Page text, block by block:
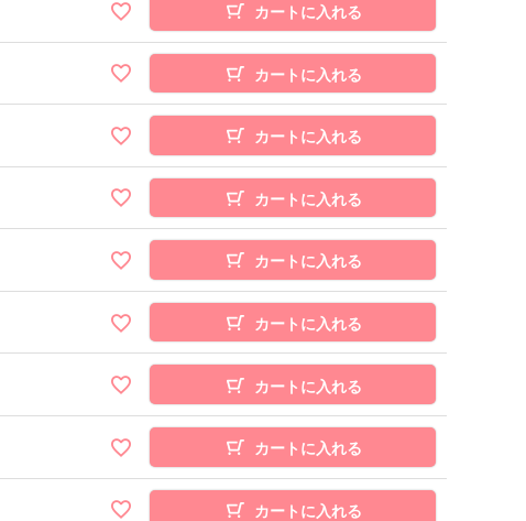
カートに入れる
カートに入れる
カートに入れる
カートに入れる
カートに入れる
カートに入れる
カートに入れる
カートに入れる
カートに入れる